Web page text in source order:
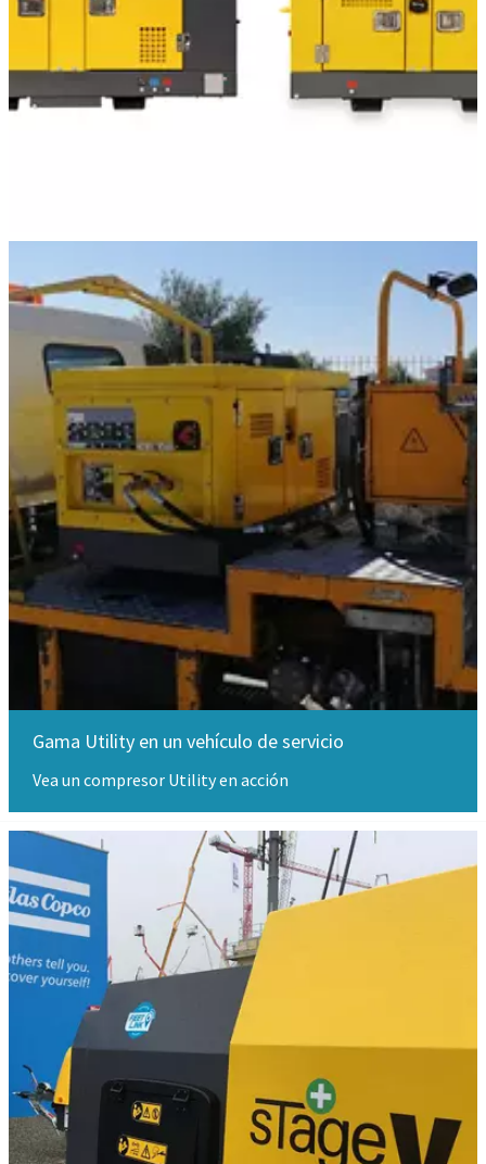
Gama Utility en un vehículo de servicio
Vea un compresor Utility en acción